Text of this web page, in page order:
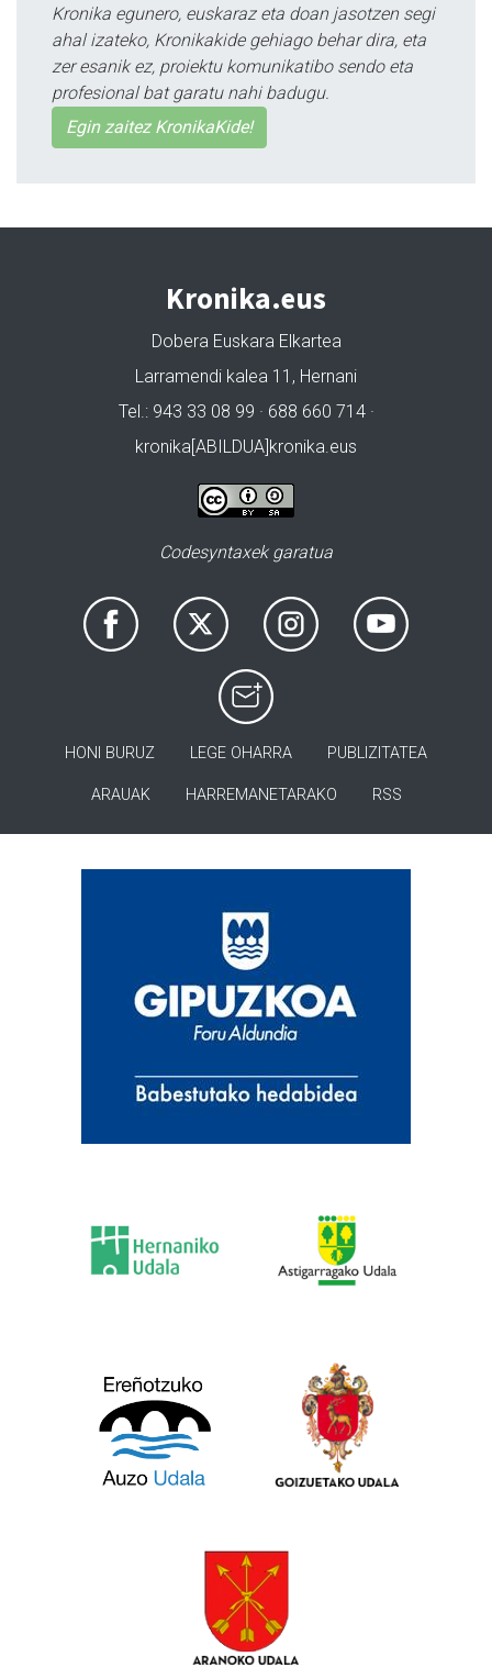
Kronika egunero, euskaraz eta doan jasotzen segi
ahal izateko, Kronikakide gehiago behar dira, eta
zer esanik ez, proiektu komunikatibo sendo eta
profesional bat garatu nahi badugu.
Egin zaitez KronikaKide!
Kronika.eus
Dobera Euskara Elkartea
Larramendi kalea 11, Hernani
Tel.: 943 33 08 99 · 688 660 714 ·
kronika[ABILDUA]kronika.eus
Codesyntaxek garatua
HONI BURUZ LEGE OHARRA PUBLIZITATEA
ARAUAK HARREMANETARAKO RSS